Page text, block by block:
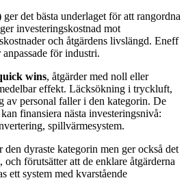
ger det bästa underlaget för att rangordna
investeringskostnad mot
och åtgärdens livslängd. Eneff
för industri.
wins, åtgärder med noll eller
effekt. Läcksökning i tryckluft,
av personal faller i den kategorin. De
finansiera nästa investeringsnivå:
spillvärmesystem.
dyraste kategorin men ger också det
och förutsätter att de enklare åtgärderna
ett system med kvarstående